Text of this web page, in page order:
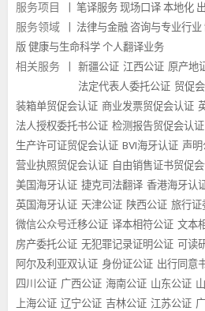
服务项目 笔译服务 现场口译 本地化
服务领域 法律与金融 咨询与专业行业
版 健康与生命科学 个人翻译业务
相关服务 新疆公证 江西公证 原产地
法定代表人委托公证 贸促
装箱单贸促会认证 商业发票贸促会认证
法人授权委托书公证 检测报告贸促会认证
生产许可证贸促会认证 BVI海牙认证 声
营业执照贸促会认证 自由销售证书贸促
美国海牙认证 捷克司法翻译 香港海牙认
英国海牙认证 天津公证 陕西公证 旅行证
微信公众号迁移公证 译本相符公证 文本
房产委托公证 无犯罪记录证明公证 可读
阿尔及利亚双认证 身份证公证 出行同意
四川公证 广西公证 海南公证 山东公证
上海公证 辽宁公证 吉林公证 江苏公证